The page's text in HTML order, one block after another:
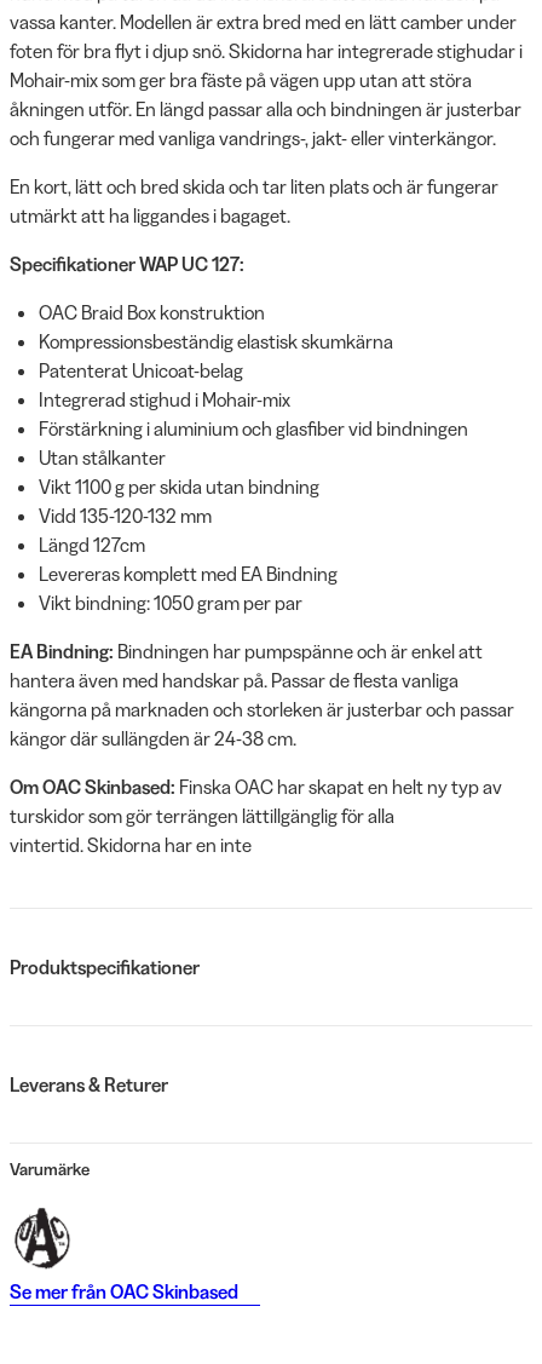
vassa kanter. Modellen är extra bred med en lätt camber under
foten för bra flyt i djup snö. Skidorna har integrerade stighudar i
Mohair-mix som ger bra fäste på vägen upp utan att störa
åkningen utför. En längd passar alla och bindningen är justerbar
och fungerar med vanliga vandrings-, jakt- eller vinterkängor.
En kort, lätt och bred skida och tar liten plats och är fungerar
utmärkt att ha liggandes i bagaget.
Specifikationer WAP UC 127:
OAC Braid Box konstruktion
Kompressionsbeständig elastisk skumkärna
Patenterat Unicoat-belag
Integrerad stighud i Mohair-mix
Förstärkning i aluminium och glasfiber vid bindningen
Utan stålkanter
Vikt 1100 g per skida utan bindning
Vidd 135-120-132 mm
Längd 127cm
Levereras komplett med EA Bindning
Vikt bindning: 1050 gram per par
EA Bindning: Bindningen har pumpspänne och är enkel att
hantera även med handskar på. Passar de flesta vanliga
kängorna på marknaden och storleken är justerbar och passar
kängor där sullängden är 24-38 cm.
Om OAC Skinbased: Finska OAC har skapat en helt ny typ av
turskidor som gör terrängen lättillgänglig för alla
vintertid. Skidorna har en inte
Produktspecifikationer
Leverans & Returer
Varumärke
Se mer frånOAC Skinbased